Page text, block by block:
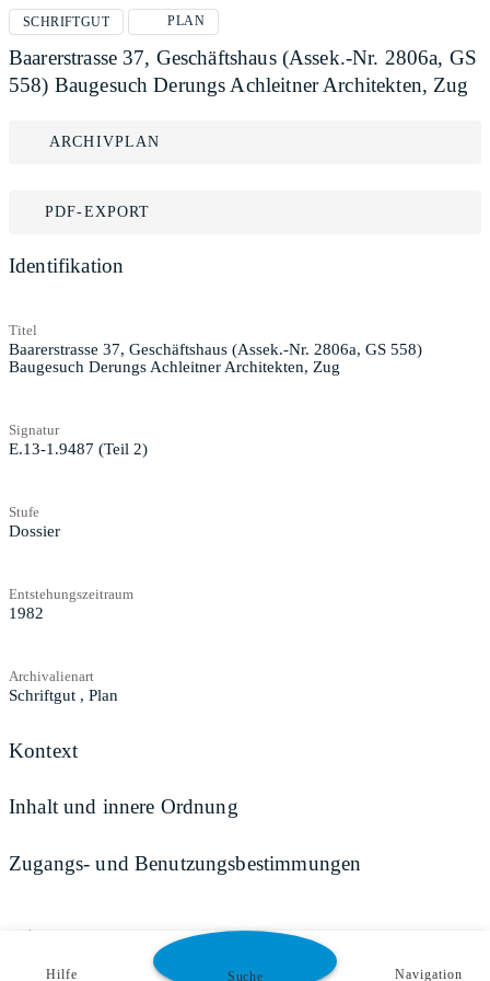
SCHRIFTGUT PLAN
Baarerstrasse 37, Geschäftshaus (Assek.-Nr. 2806a, GS
558) Baugesuch Derungs Achleitner Architekten, Zug
ARCHIVPLAN
PDF-EXPORT
Identifikation
Titel
Baarerstrasse 37, Geschäftshaus (Assek.-Nr. 2806a, GS 558)
Baugesuch Derungs Achleitner Architekten, Zug
Signatur
E.13-1.9487 (Teil 2)
Stufe
Dossier
Entstehungszeitraum
1982
Archivalienart
Schriftgut , Plan
Kontext
Inhalt und innere Ordnung
Zugangs- und Benutzungsbestimmungen
Teilen
Hilfe Suche Navigation